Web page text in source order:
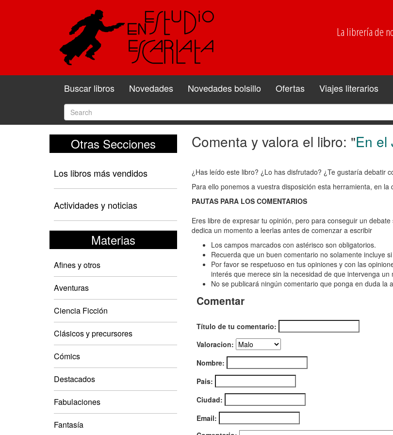
La librería de
Buscar libros Novedades Novedades bolsillo Ofertas Viajes literarios
Otras Secciones
Los libros más vendidos
Actividades y noticias
Materias
Afines y otros
Aventuras
Ciencia Ficción
Clásicos y precursores
Cómics
Destacados
Fabulaciones
Fantasía
Comenta
y
valora
el
libro:
En
el
Japón
fantasmal
Comenta y valora el libro: "En el
¿Has leído este libro? ¿Lo has disfrutado? ¿Te gustaría debatir
Para ello ponemos a vuestra disposición esta herramienta, en
PAUTAS PARA LOS COMENTARIOS
Eres libre de expresar tu opinión, pero para conseguir un
dedica un momento a leerlas antes de comenzar a escribir
Los campos marcados con astérisco son obligatorios.
Recuerda que un buen comentario no solamente incluye
Por favor se respetuoso en tus opiniones y con las
interés que merece sin la necesidad de que intervenga un
No se publicará ningún comentario que ponga en duda la
Comentar
Título de tu comentario:
Valoracion:
Nombre:
Pais:
Ciudad:
Email: